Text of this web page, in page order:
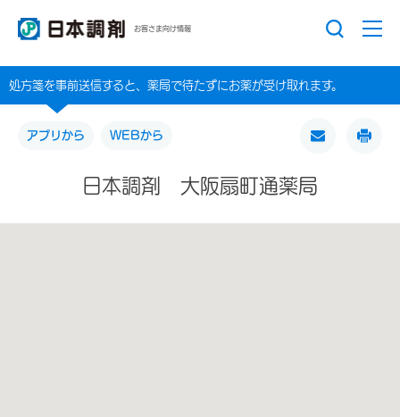
お客さま向け情報
処方箋を事前送信すると、薬局で待たずにお薬が受け取れます。
アプリから WEBから
日本調剤 大阪扇町通薬局